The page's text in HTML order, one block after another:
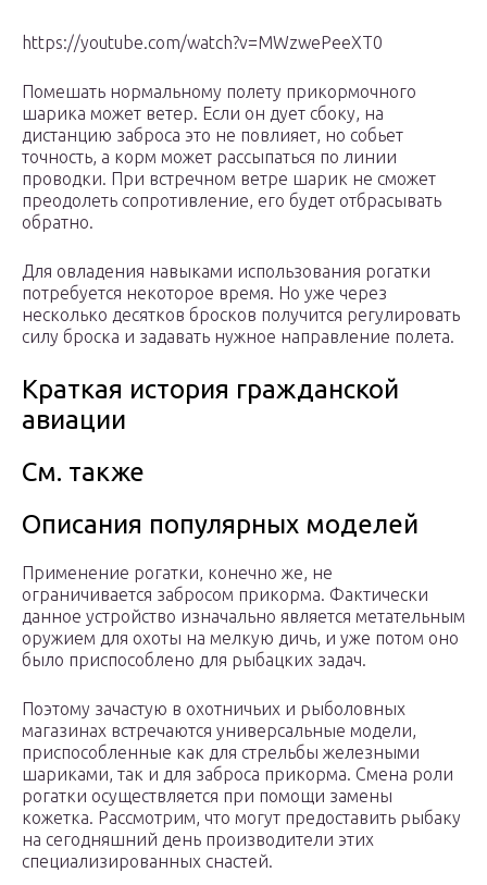
https://youtube.com/watch?v=MWzwePeeXT0
Помешать нормальному полету прикормочного
шарика может ветер. Если он дует сбоку, на
дистанцию заброса это не повлияет, но собьет
точность, а корм может рассыпаться по линии
проводки. При встречном ветре шарик не сможет
преодолеть сопротивление, его будет отбрасывать
обратно.
Для овладения навыками использования рогатки
потребуется некоторое время. Но уже через
несколько десятков бросков получится регулировать
силу броска и задавать нужное направление полета.
Краткая история гражданской
авиации
См. также
Описания популярных моделей
Применение рогатки, конечно же, не
ограничивается забросом прикорма. Фактически
данное устройство изначально является метательным
оружием для охоты на мелкую дичь, и уже потом оно
было приспособлено для рыбацких задач.
Поэтому зачастую в охотничьих и рыболовных
магазинах встречаются универсальные модели,
приспособленные как для стрельбы железными
шариками, так и для заброса прикорма. Смена роли
рогатки осуществляется при помощи замены
кожетка. Рассмотрим, что могут предоставить рыбаку
на сегодняшний день производители этих
специализированных снастей.